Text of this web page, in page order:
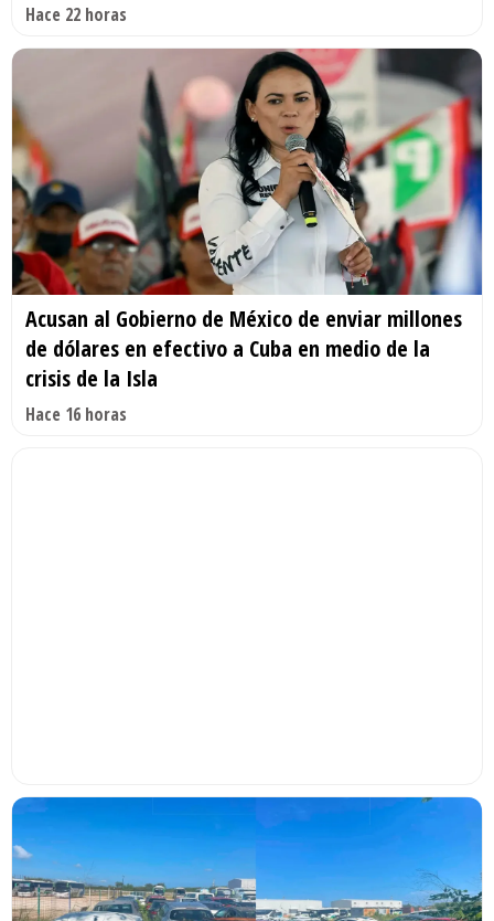
Hace 22 horas
Acusan al Gobierno de México de enviar millones
de dólares en efectivo a Cuba en medio de la
crisis de la Isla
Hace 16 horas